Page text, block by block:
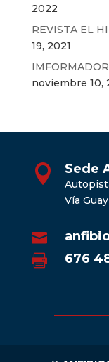
2022
REVISTA EL
19, 2021
noviembre 10,
 Sede
Vía


676